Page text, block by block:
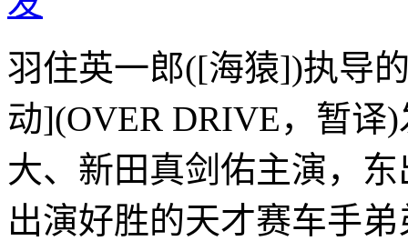
羽住英一郎([海猿])执导
动](OVER DRIVE，暂译
大、新田真剑佑主演，
出演好胜的天才赛车手